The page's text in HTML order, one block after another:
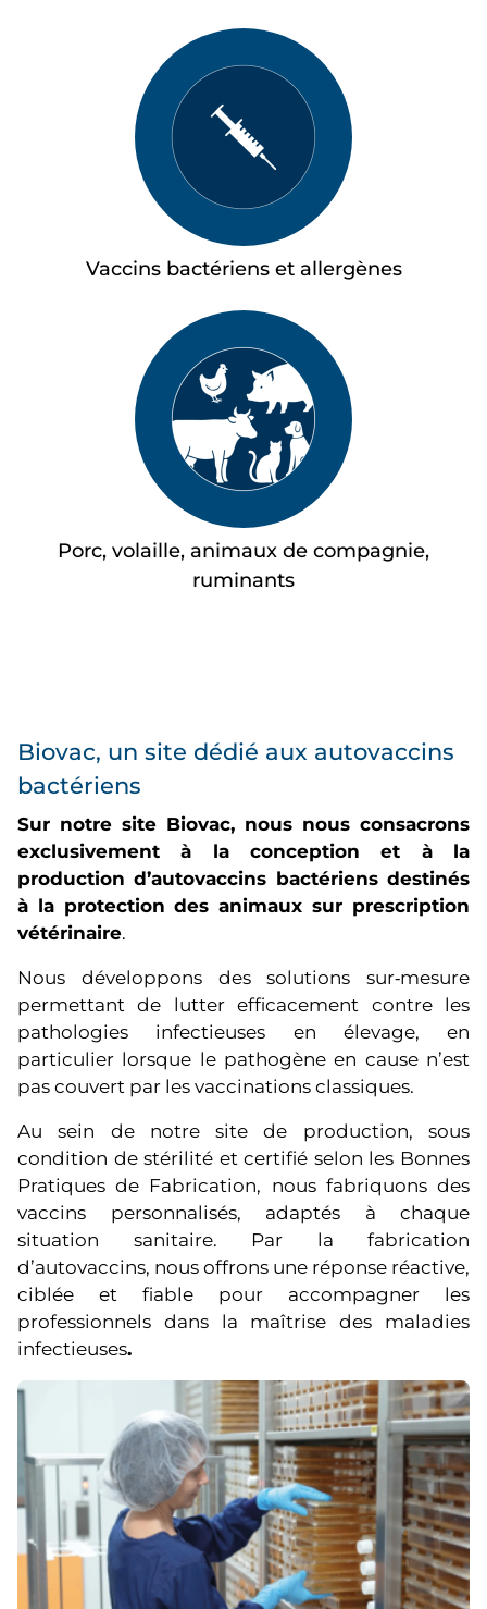
Vaccins bactériens et allergènes
Porc, volaille, animaux de compagnie,
ruminants
Biovac, un site dédié aux autovaccins
bactériens
Sur notre site Biovac, nous nous consacrons
exclusivement à la conception et à la
production d’autovaccins bactériens destinés
à la protection des animaux sur prescription
vétérinaire.
Nous développons des solutions sur‑mesure
permettant de lutter efficacement contre les
pathologies infectieuses en élevage, en
particulier lorsque le pathogène en cause n’est
pas couvert par les vaccinations classiques.
Au sein de notre site de production, sous
condition de stérilité et certifié selon les Bonnes
Pratiques de Fabrication, nous fabriquons des
vaccins personnalisés, adaptés à chaque
situation sanitaire. Par la fabrication
d’autovaccins, nous offrons une réponse réactive,
ciblée et fiable pour accompagner les
professionnels dans la maîtrise des maladies
infectieuses.